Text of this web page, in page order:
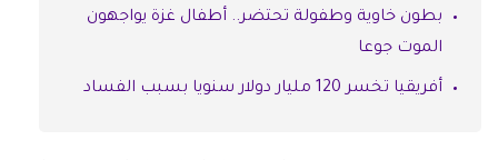
بطون خاوية وطفولة تحتضر.. أطفال غزة يواجهون
الموت جوعا
أفريقيا تخسر 120 مليار دولار سنويا بسبب الفساد